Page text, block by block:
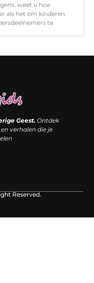
weet u hoe
als het om kinderen
te
Geest. Ontdek
verhalen die je
Reserved.